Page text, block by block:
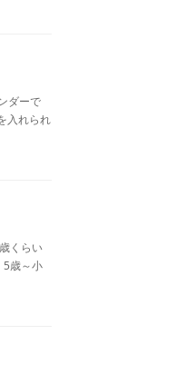
ダーで
入れられ
くらい
5歳～小